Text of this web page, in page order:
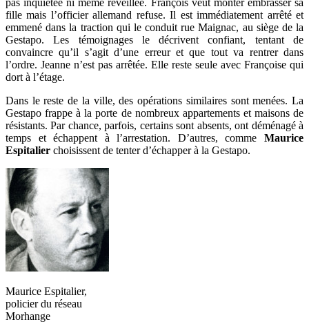
pas inquiétée ni même réveillée. François veut monter embrasser sa
fille mais l’officier allemand refuse. Il est immédiatement arrêté et
emmené dans la traction qui le conduit rue Maignac, au siège de la
Gestapo. Les témoignages le décrivent confiant, tentant de
convaincre qu’il s’agit d’une erreur et que tout va rentrer dans
l’ordre. Jeanne n’est pas arrêtée. Elle reste seule avec Françoise qui
dort à l’étage.
Dans le reste de la ville, des opérations similaires sont menées. La
Gestapo frappe à la porte de nombreux appartements et maisons de
résistants. Par chance, parfois, certains sont absents, ont déménagé à
temps et échappent à l’arrestation. D’autres, comme Maurice
Espitalier choisissent de tenter d’échapper à la Gestapo.
Maurice Espitalier,
policier du réseau
Morhange